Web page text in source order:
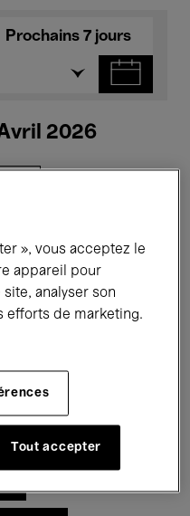
Prochains 7 jours
2026
Concerts
Performances
Music
», vous acceptez le
appareil pour
analyser son
efforts de marketing.
Tout accepter